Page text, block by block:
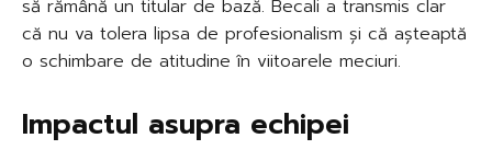
să rămână un titular de bază. Becali a transmis clar
că nu va tolera lipsa de profesionalism și că așteaptă
o schimbare de atitudine în viitoarele meciuri.
Impactul asupra echipei